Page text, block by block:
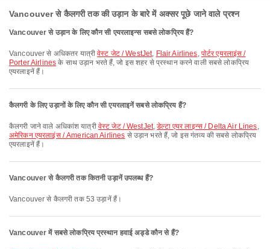
Vancouver से कैलगरी तक की उड़ान के बारे में अक्सर पूछे जाने वाले प्रश्न
Vancouver से उड़ान के लिए कौन सी एयरलाइन्स सबसे लोकप्रिय हैं?
Vancouver से अधिकतर यात्रीवेस्ट जेट / WestJet, Flair Airlines, पोर्टर एयरलाइंस /
Porter Airlines के साथ उड़ान भरते हैं, जो इस शहर से प्रस्थान करने वाली सबसे लोकप्रिय
एयरलाइनें हैं।
कैलगरी के लिए उड़ानों के लिए कौन सी एयरलाइनें सबसे लोकप्रिय हैं?
कैलगरी जाने वाले अधिकांश यात्री वेस्ट जेट / WestJet,डेल्टा एयर लाइन्स / Delta Air Lines,
अमेरिकन एयरलाइंस / American Airlines से उड़ान भरते हैं, जो इस गंतव्य की सबसे लोकप्रिय
एयरलाइनें हैं।
Vancouver से कैलगरी तक कितनी उड़ानें उपलब्ध हैं?
Vancouver से कैलगरी तक 53 उड़ानें हैं।
Vancouver में सबसे लोकप्रिय प्रस्थान हवाई अड्डे कौन से हैं?